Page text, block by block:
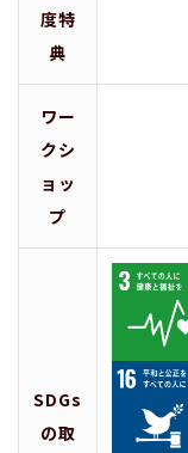
度特
典
ワー
クシ
ョッ
プ
SDGs
の取